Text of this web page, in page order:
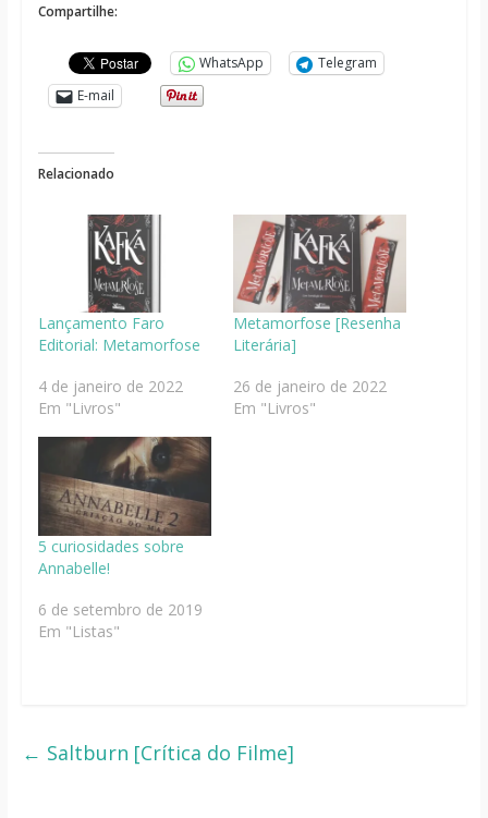
Compartilhe:
WhatsApp
Telegram
E-mail
Relacionado
Lançamento Faro
Editorial: Metamorfose
4 de janeiro de 2022
Em "Livros"
Metamorfose [Resenha
Literária]
26 de janeiro de 2022
Em "Livros"
5 curiosidades sobre
Annabelle!
6 de setembro de 2019
Em "Listas"
← Saltburn [Crítica do Filme]